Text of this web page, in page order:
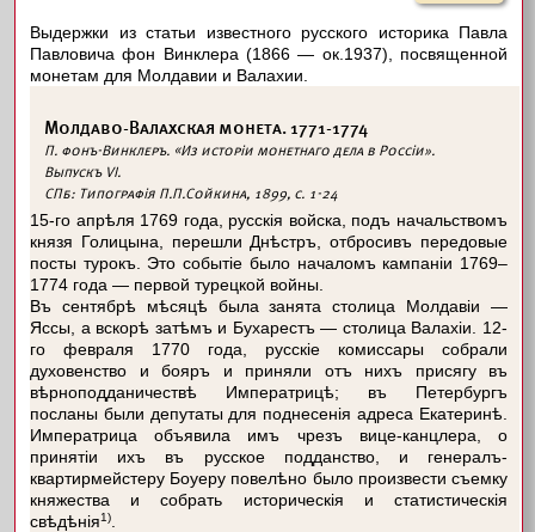
Выдержки из статьи известного русского историка Павла
Павловича фон Винклера (1866 — ок.1937), посвященной
монетам для Молдавии и Валахии.
Молдаво-Валахская монета. 1771-1774
П. фонъ-Винклеръ. «Из исторіи монетнаго дела в Россіи».
Выпускъ VI.
СПб: Типографія П.П.Сойкина, 1899, с. 1-24
15-го апрѣля 1769 года, русскія войска, подъ начальствомъ
князя Голицына, перешли Днѣстръ, отбросивъ передовые
посты турокъ. Это событіе было началомъ кампаніи 1769–
1774 года — первой турецкой войны.
Въ сентябрѣ мѣсяцѣ была занята столица Молдавіи —
Яссы, а вскорѣ затѣмъ и Бухарестъ — столица Валахіи. 12-
го февраля 1770 года, русскіе комиссары собрали
духовенство и бояръ и приняли отъ нихъ присягу въ
вѣрноподданичествѣ Императрицѣ; въ Петербургъ
посланы были депутаты для поднесенія адреса Екатеринѣ.
Императрица объявила имъ чрезъ вице-канцлера, о
принятіи ихъ въ русское подданство, и генералъ-
квартирмейстеру Боуеру повелѣно было произвести съемку
княжества и собрать историческія и статистическія
свѣдѣнія1)